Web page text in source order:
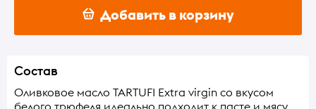
Добавить в корзину
Состав
Оливковое масло TARTUFI Extra virgin со вкусом
белого трюфеля идеально подходит к пасте и мясу.